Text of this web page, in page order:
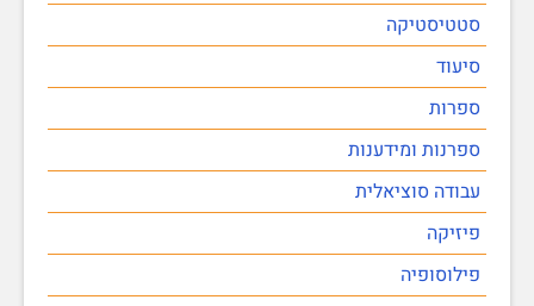
סטטיסטיקה
סיעוד
ספרות
ספרנות ומידענות
עבודה סוציאלית
פיזיקה
פילוסופיה